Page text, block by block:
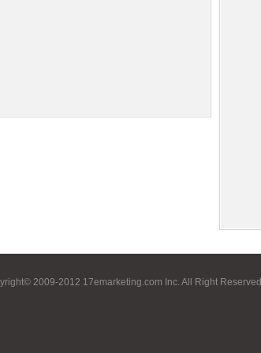
2009-2012 17emarketing.com Inc. All Right Reserved